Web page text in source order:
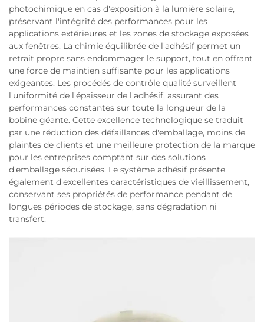
photochimique en cas d'exposition à la lumière solaire,
préservant l'intégrité des performances pour les
applications extérieures et les zones de stockage exposées
aux fenêtres. La chimie équilibrée de l'adhésif permet un
retrait propre sans endommager le support, tout en offrant
une force de maintien suffisante pour les applications
exigeantes. Les procédés de contrôle qualité surveillent
l'uniformité de l'épaisseur de l'adhésif, assurant des
performances constantes sur toute la longueur de la
bobine géante. Cette excellence technologique se traduit
par une réduction des défaillances d'emballage, moins de
plaintes de clients et une meilleure protection de la marque
pour les entreprises comptant sur des solutions
d'emballage sécurisées. Le système adhésif présente
également d'excellentes caractéristiques de vieillissement,
conservant ses propriétés de performance pendant de
longues périodes de stockage, sans dégradation ni
transfert.